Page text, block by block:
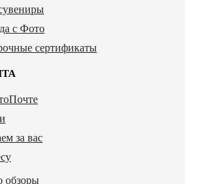
с Фото
сертификаты
за вас
обзоры